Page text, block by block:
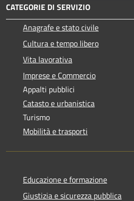
CATEGORIE DI SERVIZIO
Anagrafe e stato civile
Cultura e tempo libero
Vita lavorativa
Imprese e Commercio
Appalti pubblici
Catasto e urbanistica
Turismo
Mobilità e trasporti
Educazione e formazione
Giustizia e sicurezza pubblica